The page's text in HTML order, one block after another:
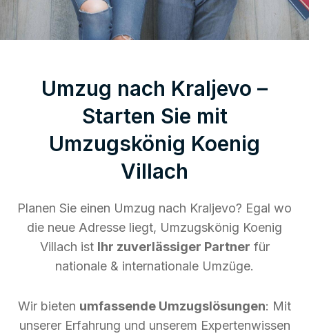
Umzug nach Kraljevo –
Starten Sie mit
Umzugskönig Koenig
Villach
Planen Sie einen Umzug nach Kraljevo? Egal wo
die neue Adresse liegt, Umzugskönig Koenig
Villach ist Ihr zuverlässiger Partner für
nationale & internationale Umzüge.
Wir bieten umfassende Umzugslösungen: Mit
unserer Erfahrung und unserem Expertenwissen